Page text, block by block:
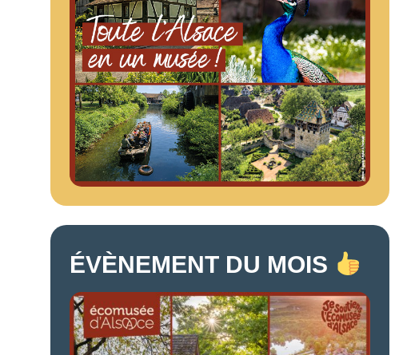
ÉVÈNEMENT DU MOIS